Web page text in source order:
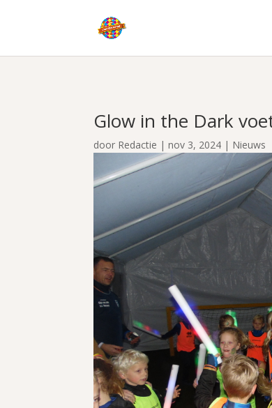
Glow in the Dark
door Redactie |nov 3, 2024 | Nieuws